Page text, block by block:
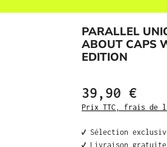
PARALLEL
ABOUT CAPS
EDITION
39,90 €
Prix TTC, frais de
✔️ Sélection
✔️ Livraison